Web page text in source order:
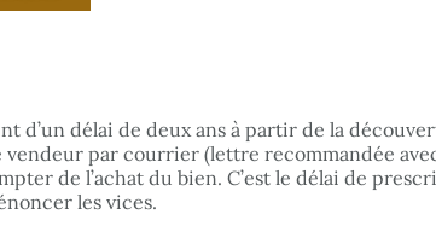
d’undélai de deux ans à partir de la
par courrier (lettre recommandée
de l’achat du bien. C’est le délai de
les vices.